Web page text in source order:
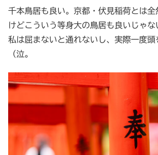
千本鳥居も良い。京都・伏見稲荷とは全
けどこういう等身大の鳥居も良いじゃな
私は屈まないと通れないし、実際一度頭
（泣。